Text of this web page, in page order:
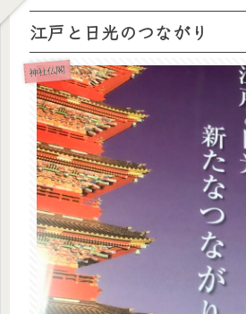
江戸と日光のつながり
神社仏閣